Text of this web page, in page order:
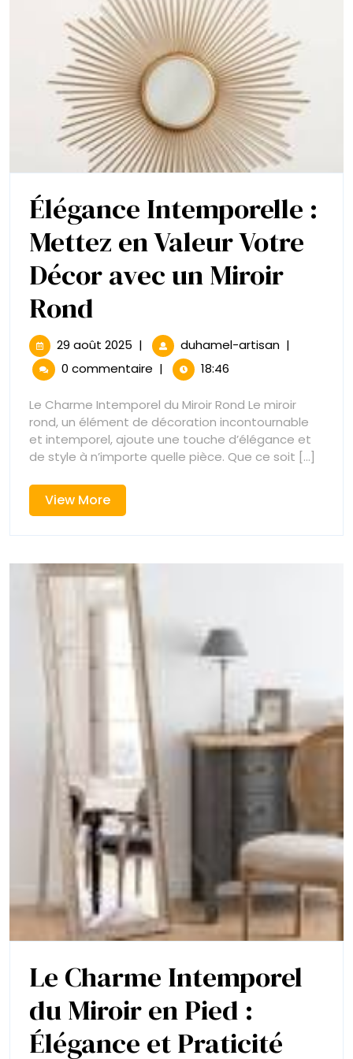
Révélés
Élégance Intemporelle :
Mettez en Valeur Votre
Décor avec un Miroir
Rond
Intemporelle
:
Mettez
en
Valeur
Votre
Décor
avec
un
Miroir
Rond
29 août 2025 29
août
| duhamel-artisanÉlégance
en
Valeur
Votre
Décor
Rond
|
0 commentaire | 18:46
Le Charme Intemporel du Miroir Rond Le miroir
rond, un élément de décoration incontournable
et intemporel, ajoute une touche d’élégance et
de style à n’importe quelle pièce. Que ce soit [...]
View MoreView
More
Le Charme Intemporel
du Miroir en Pied :
Élégance et Praticité